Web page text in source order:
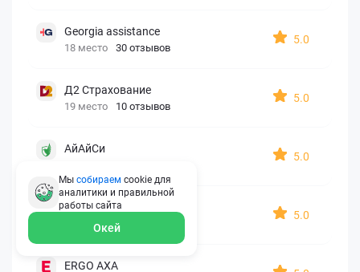
Georgia assistance
18 место 30 отзывов
5.0
Д2 Страхование
19 место 10 отзывов
5.0
АйАйСи
5.0
OxySport
21 место 6 отзывов
5.0
ERGO AXA
Мы собираем cookie для
аналитики и правильной
работы сайта
Окей